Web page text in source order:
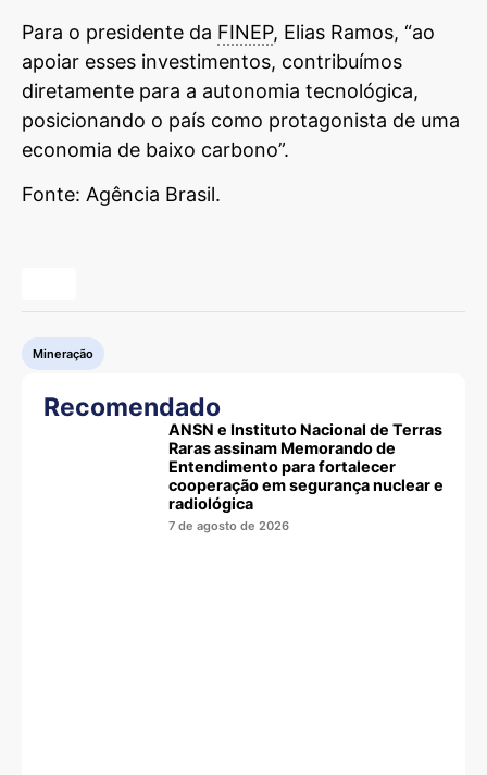
Para o presidente da FINEP, Elias Ramos, “ao
apoiar esses investimentos, contribuímos
diretamente para a autonomia tecnológica,
posicionando o país como protagonista de uma
economia de baixo carbono”.
Fonte: Agência Brasil.
Mineração
Recomendado
ANSN e Instituto Nacional de Terras
Raras assinam Memorando de
Entendimento para fortalecer
cooperação em segurança nuclear e
radiológica
7 de agosto de 2026